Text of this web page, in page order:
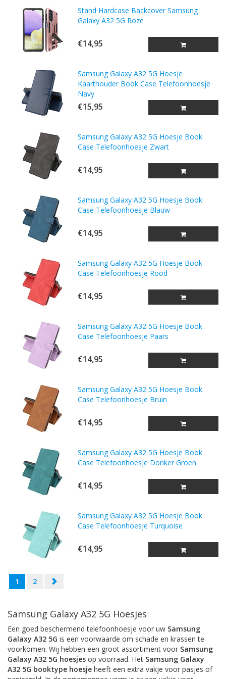
Stand Hardcase Backcover Samsung
Galaxy A32 5G Roze
€14,95
Samsung Galaxy A32 5G Hoesje
Kaarthouder Book Case Telefoonhoesje
Navy
€15,95
Samsung Galaxy A32 5G Hoesje Book
Case Telefoonhoesje Zwart
€14,95
Samsung Galaxy A32 5G Hoesje Book
Case Telefoonhoesje Blauw
€14,95
Samsung Galaxy A32 5G Hoesje Book
Case Telefoonhoesje Rood
€14,95
Samsung Galaxy A32 5G Hoesje Book
Case Telefoonhoesje Paars
€14,95
Samsung Galaxy A32 5G Hoesje Book
Case Telefoonhoesje Bruin
€14,95
Samsung Galaxy A32 5G Hoesje Book
Case Telefoonhoesje Donker Groen
€14,95
Samsung Galaxy A32 5G Hoesje Book
Case Telefoonhoesje Turquoise
€14,95
1 2
Samsung Galaxy A32 5G Hoesjes
Een goed beschermend telefoonhoesje voor uw Samsung
Galaxy A32 5G is een voorwaarde om schade en krassen te
voorkomen. Wij hebben een groot assortiment voor Samsung
Galaxy A32 5G hoesjes op voorraad. Het Samsung Galaxy
A32 5G booktype hoesje heeft een extra vakje voor pasjes of